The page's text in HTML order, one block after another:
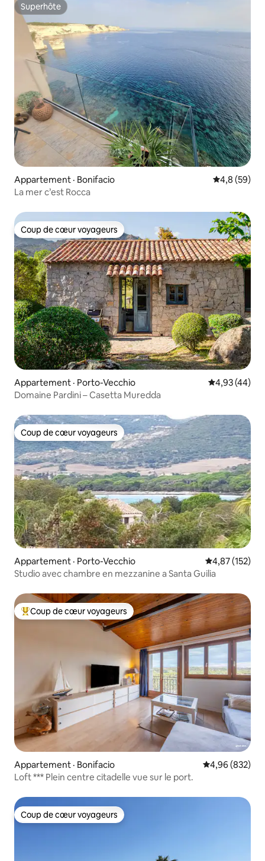
Superhôte
Superhôte
Appartement · Bonifacio Note
4,8 (59)
La mer c’est Rocca
Coup de cœur voyageurs
Coup de cœur voyageurs
Appartement · Porto-Vecchio Note
4,93 (44)
Domaine Pardini – Casetta Muredda
Coup de cœur voyageurs
Coup de cœur voyageurs
Appartement · Porto-Vecchio Note
4,87 (152)
Studio avec chambre en mezzanine a Santa Guilia
Coup de cœur voyageurs parmi les plus aimés
Coup de cœur voyageurs
Appartement · Bonifacio Note
4,96 (832)
Loft *** Plein centre citadelle vue sur le port.
Coup de cœur voyageurs
Coup de cœur voyageurs